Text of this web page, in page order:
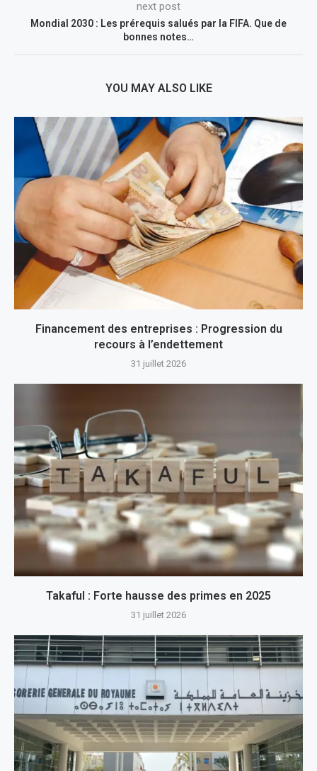
next post
Mondial 2030 : Les prérequis salués par la FIFA. Que de
bonnes notes…
YOU MAY ALSO LIKE
Financement des entreprises : Progression du
recours à l’endettement
31 juillet 2026
Takaful : Forte hausse des primes en 2025
31 juillet 2026